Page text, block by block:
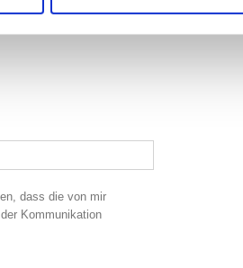
dass die von mir
Kommunikation